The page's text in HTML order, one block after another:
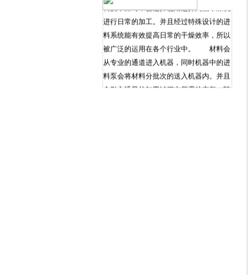
料的干燥时，会选择使用选择闪蒸干燥机
进行日常的加工。并且经过特殊设计的进
料系统能有效提高日常的干燥效率，所以
被广泛的运用在各个行业中。 材料会
从专业的通道进入机器，同时机器中的进
料泵会将材料分批次的送入机器内。并且
会引入适量的加工过程中所需的空气，随